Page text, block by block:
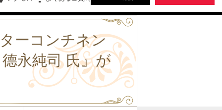
ーコンチネン
永純司 氏』が